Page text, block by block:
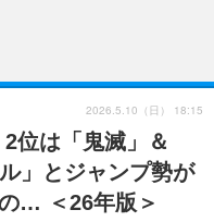
グッズ
海外
ビジネス
アーティスト
実写
イベント
映画/ドラマ
位は「鬼滅」＆
」とジャンプ勢が
… ＜26年版＞
2026.5.10（日） 18:15